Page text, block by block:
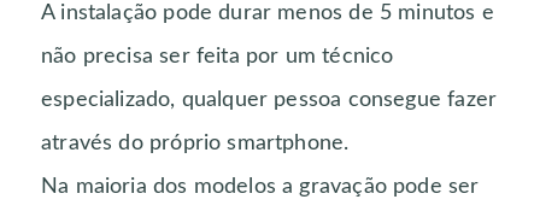
A instalação pode durar menos de 5 minutos e
não precisa ser feita por um técnico
especializado, qualquer pessoa consegue fazer
através do próprio smartphone.
Na maioria dos modelos a gravação pode ser